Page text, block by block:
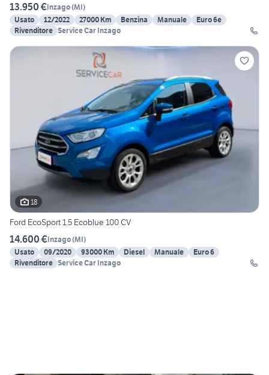
13.950 €Inzago(MI)
Usato
12/2022 27000 Km Benzina Manuale
Euro 6e
Rivenditore Service Car Inzago
18
Ford EcoSport 1.5 Ecoblue 100 CV
14.600 €Inzago(MI)
Usato
09/2020 93000 Km Diesel Manuale
Euro 6
Rivenditore Service Car Inzago